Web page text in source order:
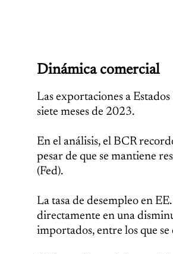
Dinámica comercial
Las exportaciones a
siete meses de 2023.
En el análisis, el BCR
pesar de que se mantiene
(Fed).
La tasa de desempleo en
directamente en una
importados, entre los que